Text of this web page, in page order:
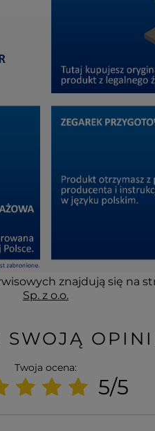
znajdują się na
Sp. z o.o.
SWOJĄ
Twoja ocena:
5/5